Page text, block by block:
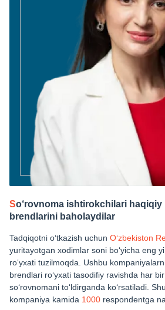
So‘rovnoma ishtirokchilari
brendlarini baholaydilar
Tadqiqotni o‘tkazish uchun O‘zbekiston
yuritayotgan xodimlar soni bo‘yicha eng
ro‘yxati tuzilmoqda. Ushbu
brendlari ro‘yxati tasodifiy ravishda har
so‘rovnomani to‘ldirganda ko‘rsatiladi.
kompaniya kamida 1000 respondentga